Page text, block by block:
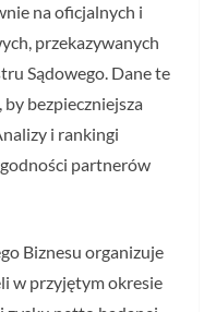
na oficjalnych i
przekazywanych
Sądowego. Dane te
bezpieczniejsza
i rankingi
partnerów
Biznesu organizuje
w przyjętym okresie